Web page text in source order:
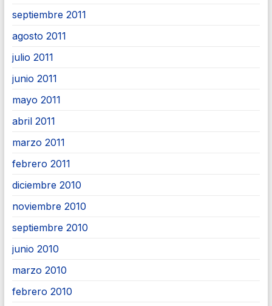
septiembre 2011
agosto 2011
julio 2011
junio 2011
mayo 2011
abril 2011
marzo 2011
febrero 2011
diciembre 2010
noviembre 2010
septiembre 2010
junio 2010
marzo 2010
febrero 2010